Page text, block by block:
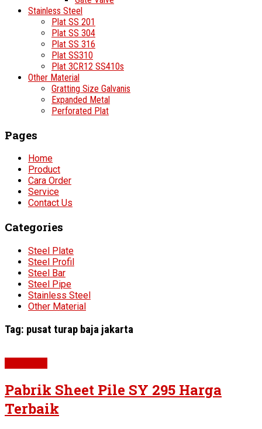
Stainless Steel
Plat SS 201
Plat SS 304
Plat SS 316
Plat SS310
Plat 3CR12 SS410s
Other Material
Gratting Size Galvanis
Expanded Metal
Perforated Plat
Pages
Home
Product
Cara Order
Service
Contact Us
Categories
Steel Plate
Steel Profil
Steel Bar
Steel Pipe
Stainless Steel
Other Material
Tag: pusat turap baja jakarta
Pabrik Sheet Pile SY 295 Harga
Terbaik